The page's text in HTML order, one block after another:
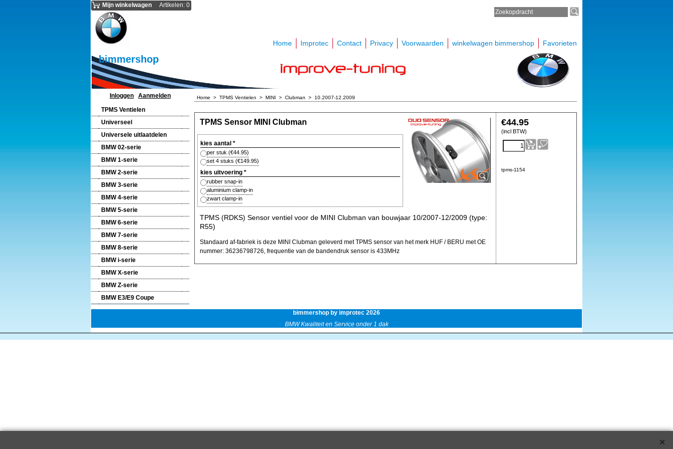
bimmershop
Mijn winkelwagen Artikelen: 0
Home Improtec Contact Privacy Voorwaarden winkelwagen bimmershop Favorieten
Inloggen
Aanmelden
TPMS Ventielen
Universeel
Universele uitlaatdelen
BMW 02-serie
BMW 1-serie
BMW 2-serie
BMW 3-serie
BMW 4-serie
BMW 5-serie
BMW 6-serie
BMW 7-serie
BMW 8-serie
BMW i-serie
BMW X-serie
BMW Z-serie
BMW E3/E9 Coupe
Home > TPMS Ventielen > MINI > Clubman > 10.2007-12.2009
€44.95
(incl BTW)
tpms-1154
TPMS Sensor MINI Clubman
kies aantal *
per stuk (€44.95)
set 4 stuks (€149.95)
kies uitvoering *
rubber snap-in
aluminium clamp-in
zwart clamp-in
TPMS (RDKS) Sensor ventiel voor de MINI Clubman van bouwjaar 10/2007-12/2009 (type:
R55)
Standaard af-fabriek is deze MINI Clubman geleverd met TPMS sensor van het merk HUF / BERU met OE
nummer: 36236798726, frequentie van de bandendruk sensor is 433MHz
bimmershop by improtec 2026
BMW Kwaliteit en Service onder 1 dak